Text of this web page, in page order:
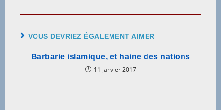
VOUS DEVRIEZ ÉGALEMENT AIMER
Barbarie islamique, et haine des nations
11 janvier 2017